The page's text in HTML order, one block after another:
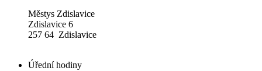
Městys Zdislavice
Zdislavice 6
257 64 Zdislavice
Úřední hodiny